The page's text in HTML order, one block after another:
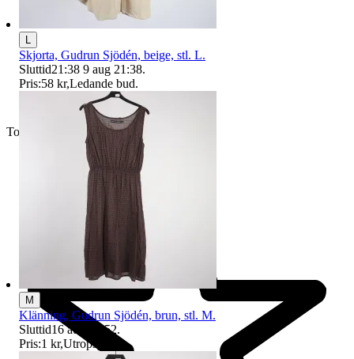
Toppsäljare
Skjorta, Gudrun Sjödén, beige, stl. L.
Sluttid21:38 9 aug 21:38.
Pris:58 kr,Ledande bud.
M
Klänning, Gudrun Sjödén, brun, stl. M.
Sluttid16 aug 21:52.
Pris:1 kr,Utropspris